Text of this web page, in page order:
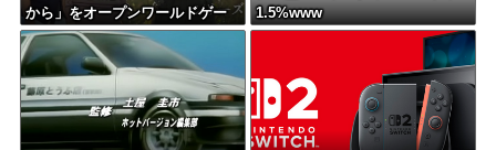
から」をオープンワールドゲー
ム化しないのか？
1.5%www